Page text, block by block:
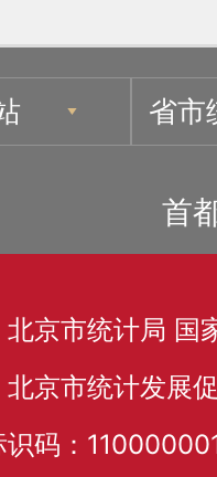
省市
首
北京市统计局 国
京市统计发展
识码：